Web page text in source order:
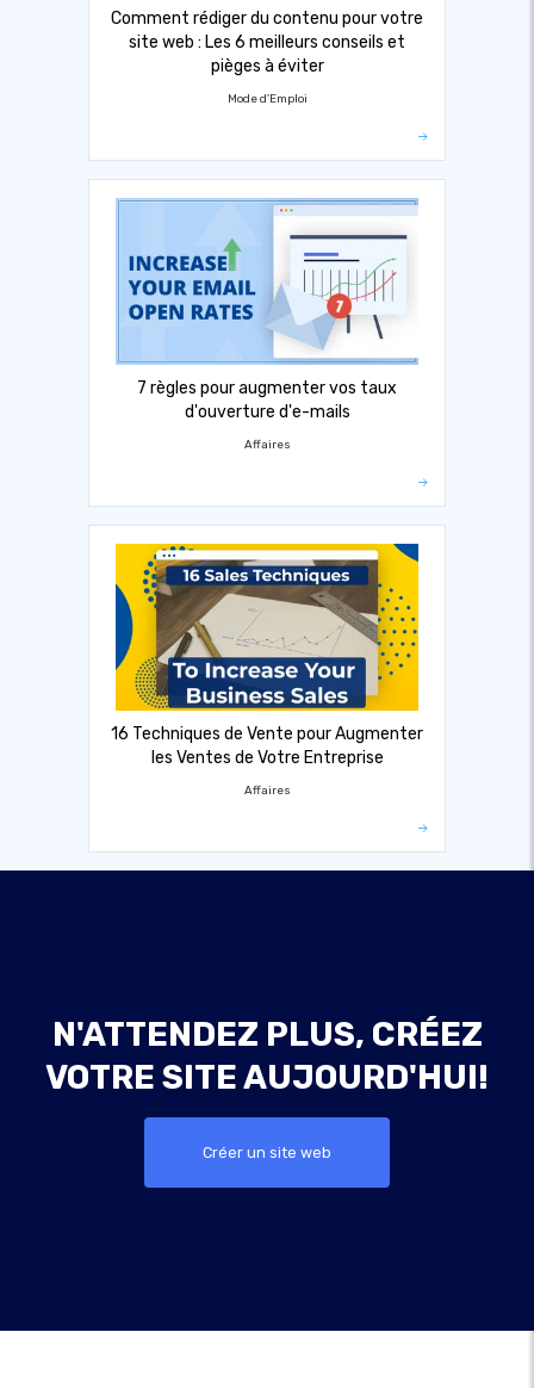
Comment rédiger du contenu pour votre
site web : Les 6 meilleurs conseils et
pièges à éviter
Mode d'Emploi
7 règles pour augmenter vos taux
d'ouverture d'e-mails
Affaires
16 Techniques de Vente pour Augmenter
les Ventes de Votre Entreprise
Affaires
N'ATTENDEZ PLUS, CRÉEZ
VOTRE SITE AUJOURD'HUI!
Créer un site web